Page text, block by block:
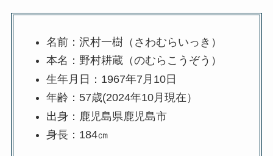
名前：沢村一樹（さわむらいっき）
本名：野村耕蔵（のむらこうぞう）
生年月日：1967年7月10日
年齢：57歳(2024年10月現在）
出身：鹿児島県鹿児島市
身長：184㎝